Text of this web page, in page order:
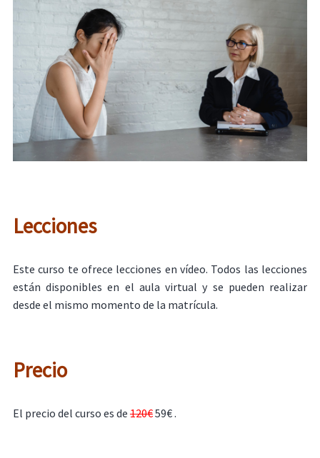
Lecciones
Este curso te ofrece lecciones en vídeo. Todos las lecciones
están disponibles en el aula virtual y se pueden realizar
desde el mismo momento de la matrícula.
Precio
El precio del curso es de 120€59€ .